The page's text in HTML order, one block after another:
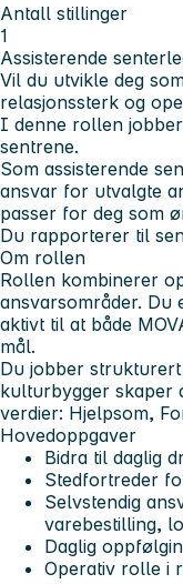
Antall stillinger
1
Assisterende
Vil du utvikle deg
relasjonssterk og
I denne rollen
sentrene.
Som assisterende
ansvar for utvalgte
passer for deg som
Du rapporterer til
Om rollen
Rollen kombinerer
ansvarsområder. Du
aktivt til at både
mål.
Du jobber
kulturbygger skaper
verdier: Hjelpsom,
Hovedoppgaver
Bidra til daglig
Stedfortreder
Selvstendig
varebestilling,
Daglig
Operativ rolle i